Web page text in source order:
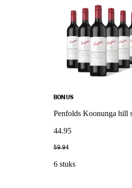
BONUS
Penfolds Koonunga hill
44.95
59.94
6 stuks